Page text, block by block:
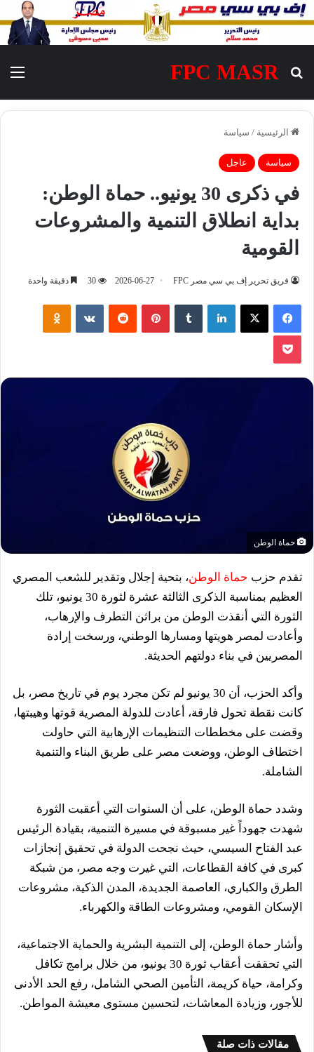
FPC MASR
بحث عن
الرئيسية / سياسة
سياسة عاجل
في ذكرى 30 يونيو.. حماة الوطن:
بداية انطلاق التنمية والمشروعات
القومية
فريق تحرير إف بي سي مصر FPC 2026-06-27
30 دقيقة واحدة
فيسبوك ‫X لينكدإن بينتيريست
حماة الوطن
تقدم حزب حماة الوطن، بتحية إجلال وتقدير للشعب المصري
العظيم بمناسبة الذكرى الثالثة عشرة لثورة 30 يونيو، تلك
الثورة التي أنقذت الوطن من براثن التطرف والإرهاب،
وأعادت لمصر هويتها ومسارها الوطني، ورسخت إرادة
المصريين في بناء دولتهم الحديثة.
وأكد الحزب، أن 30 يونيو لم تكن مجرد يوم في تاريخ مصر، بل
كانت نقطة تحول فارقة، أعادت للدولة المصرية قوتها وهيبتها،
وقضت على مخططات التنظيمات الإرهابية التي حاولت
اختطاف الوطن، ووضعت مصر على طريق البناء والتنمية
الشاملة.
وشدد حماة الوطن، على أن السنوات التي أعقبت الثورة
شهدت جهوداً غير مسبوقة في مسيرة التنمية، بقيادة الرئيس
عبد الفتاح السيسي، حيث نجحت الدولة في تحقيق إنجازات
كبرى في كافة القطاعات، التي غيرت وجه مصر، من شبكة
الطرق والكباري، العاصمة الجديدة، المدن الذكية، مشروعات
الإسكان القومي، ومشروعات الطاقة والكهرباء.
وأشار حماة الوطن، إلى التنمية البشرية والحماية الاجتماعية،
التي تحققت أعقاب ثورة 30 يونيو، من خلال برامج تكافل
وكرامة، حياة كريمة، التأمين الصحي الشامل، رفع الحد الأدنى
للأجور، وزيادة المعاشات، لتحسين مستوى معيشة المواطن.
مقالات ذات صلة